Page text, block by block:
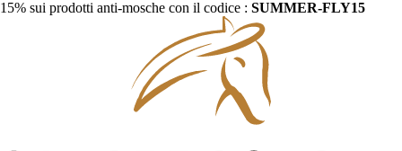
15% sui prodotti anti-mosche con il codice : SUMMER-FLY15